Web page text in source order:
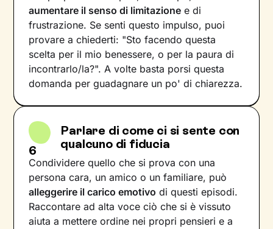
aumentare il senso di limitazione e di
frustrazione. Se senti questo impulso, puoi
provare a chiederti: "Sto facendo questa
scelta per il mio benessere, o per la paura di
incontrarlo/la?". A volte basta porsi questa
domanda per guadagnare un po' di chiarezza.
6
Parlare di come ci si sente con
qualcuno di fiducia
Condividere quello che si prova con una
persona cara, un amico o un familiare, può
alleggerire il carico emotivo di questi episodi.
Raccontare ad alta voce ciò che si è vissuto
aiuta a mettere ordine nei propri pensieri e a